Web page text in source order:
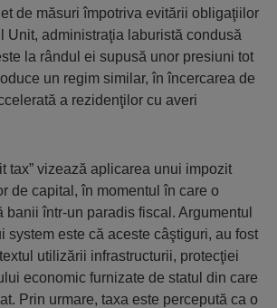
de măsuri împotriva evitării obligaţiilor
Unit, administraţia laburistă condusă
la rândul ei supusă unor presiuni tot
un regim similar, în încercarea de
a rezidenţilor cu averi
tax” vizează aplicarea unui impozit
de capital, în momentul în care o
banii într-un paradis fiscal. Argumentul
system este că aceste câştiguri, au fost
utilizării infrastructurii, protecţiei
economic furnizate de statul din care
Prin urmare, taxa este percepută ca o